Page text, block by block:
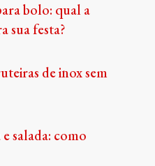
bolo: qual a
sua festa?
de inox sem
salada: como